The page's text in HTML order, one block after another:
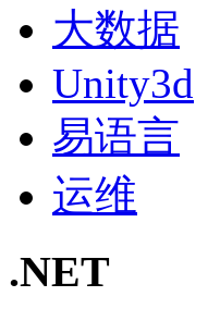
大数据
Unity3d
易语言
运维
.NET